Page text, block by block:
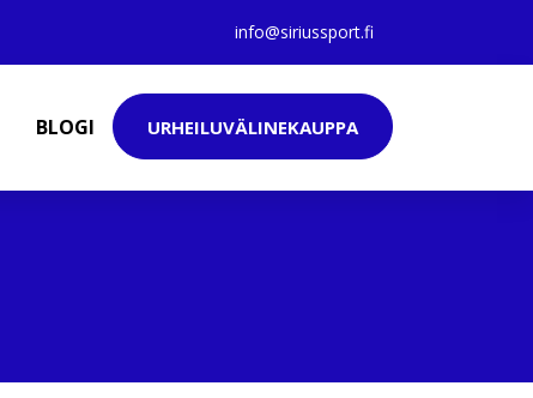
info@siriussport.fi
BLOGI URHEILUVÄLINEKAUPPA